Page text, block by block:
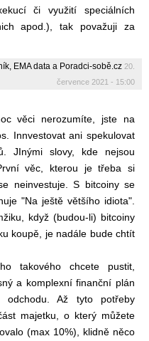
či využití speciálních
apod.), tak považuji za
EMA data a Poradci-sobě.cz 20.
července 2021 - 15:00
věci nerozumíte, jste na
Innvestovat ani spekulovat
JInými slovy, kde nejsou
věc, kterou je třeba si
neinvestuje. S bitcoiny se
"Na ještě většího idiota".
když (budou-li) bitcoiny
koupě, je nadále bude chtít
takového chcete pustit,
a komplexní finanční plán
odchodu. Až tyto potřeby
majetku, o který můžete
(max 10%), klidně něco